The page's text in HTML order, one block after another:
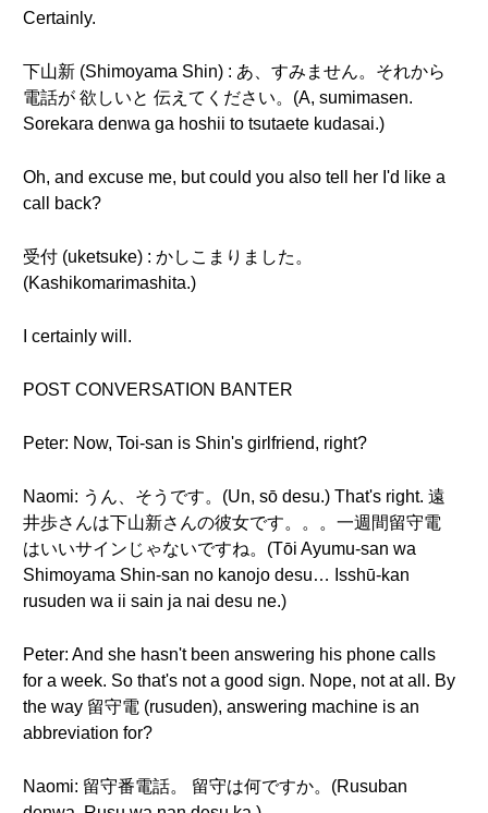
Certainly.
下山新 (Shimoyama Shin) : あ、すみません。それから
電話が 欲しいと 伝えてください。(A, sumimasen.
Sorekara denwa ga hoshii to tsutaete kudasai.)
Oh, and excuse me, but could you also tell her I'd like a
call back?
受付 (uketsuke) : かしこまりました。
(Kashikomarimashita.)
I certainly will.
POST CONVERSATION BANTER
Peter: Now, Toi-san is Shin's girlfriend, right?
Naomi: うん、そうです。(Un, sō desu.) That's right. 遠
井歩さんは下山新さんの彼女です。。。一週間留守電
はいいサインじゃないですね。(Tōi Ayumu-san wa
Shimoyama Shin-san no kanojo desu… Isshū-kan
rusuden wa ii sain ja nai desu ne.)
Peter: And she hasn't been answering his phone calls
for a week. So that's not a good sign. Nope, not at all. By
the way 留守電 (rusuden), answering machine is an
abbreviation for?
Naomi: 留守番電話。 留守は何ですか。(Rusuban